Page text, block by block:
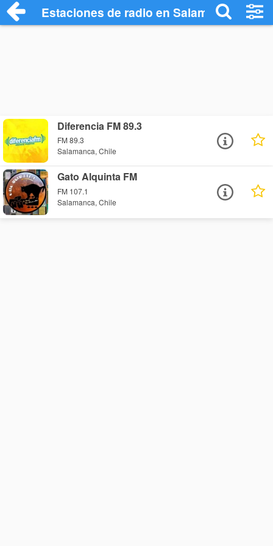
Estaciones de radio en Salamanca -
Diferencia FM 89.3
FM 89.3
Salamanca, Chile
Gato Alquinta FM
FM 107.1
Salamanca, Chile